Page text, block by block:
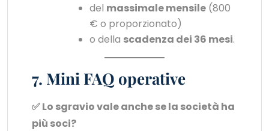
del massimale mensile (800
€ o proporzionato)
o della scadenza dei 36 mesi.
7. Mini FAQ operative
✅ Lo sgravio vale anche se la società ha
più soci?